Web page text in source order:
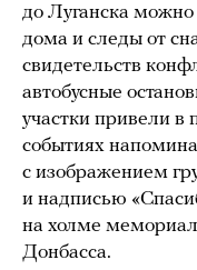
до Луганска
дома и следы от
свидетельств
автобусные
участки привели в
событиях
с изображением
и надписью
на холме
Донбасса.